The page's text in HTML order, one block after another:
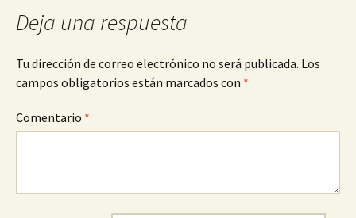
entradas
Deja una respuesta
Tu dirección de correo electrónico no será publicada. Los
campos obligatorios están marcados con *
Comentario *